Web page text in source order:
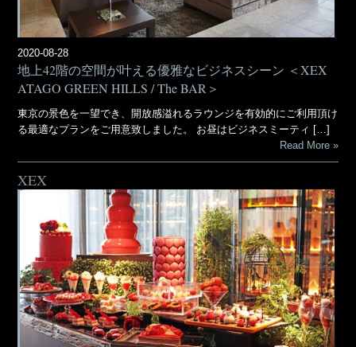
2020-08-28
地上42階の空間が叶える優雅なビジネスシーン ＜XEX
ATAGO GREEN HILLS / The BAR＞
東京の景色を一望でき、開放感溢れるラウンジを有効的にご利用頂け
る最適なプランをご用意致しました。 お昼はビジネスミーティ […]
Read More
XEX